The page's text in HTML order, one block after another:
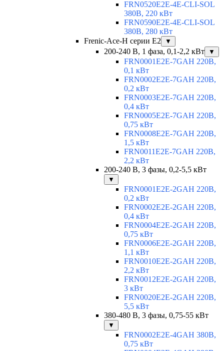
FRN0520E2E-4E-CLI-SOL
380В, 220 кВт
FRN0590E2E-4E-CLI-SOL
380В, 280 кВт
Frenic-Ace-H серии E2
▼
200-240 В, 1 фаза, 0,1-2,2 кВт ▼
FRN0001E2E-7GAH 220В,
0,1 кВт
FRN0002E2E-7GAH 220В,
0,2 кВт
FRN0003E2E-7GAH 220В,
0,4 кВт
FRN0005E2E-7GAH 220В,
0,75 кВт
FRN0008E2E-7GAH 220В,
1,5 кВт
FRN0011E2E-7GAH 220В,
2,2 кВт
200-240 В, 3 фазы, 0,2-5,5 кВт
▼
FRN0001E2E-2GAH 220В,
0,2 кВт
FRN0002E2E-2GAH 220В,
0,4 кВт
FRN0004E2E-2GAH 220В,
0,75 кВт
FRN0006E2E-2GAH 220В,
1,1 кВт
FRN0010E2E-2GAH 220В,
2,2 кВт
FRN0012E2E-2GAH 220В,
3 кВт
FRN0020E2E-2GAH 220В,
5,5 кВт
380-480 В, 3 фазы, 0,75-55 кВт
▼
FRN0002E2E-4GAH 380В,
0,75 кВт